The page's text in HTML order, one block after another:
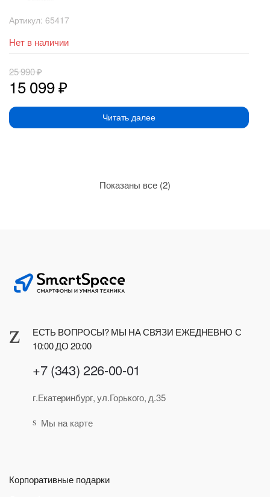
Артикул: 65417
Нет в наличии
15 099₽
25 990₽
Читать далее
Показаны все (2)
ЕСТЬ ВОПРОСЫ? МЫ НА СВЯЗИ ЕЖЕДНЕВНО С
10:00 ДО 20:00
+7 (343) 226-00-01
г.Екатеринбург, ул.Горького, д.35
Мы на карте
Корпоративные подарки